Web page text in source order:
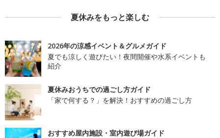
夏休みをもっと楽しむ
2026年の涼感イベント＆グルメガイド
夏でも涼しく遊びたい！夜間開催や水系イベントも
紹介
夏休みおうちでの過ごし方ガイド
「家で何する？」を解決！おすすめの過ごし方
おすすめ屋内施設・室内遊び場ガイド